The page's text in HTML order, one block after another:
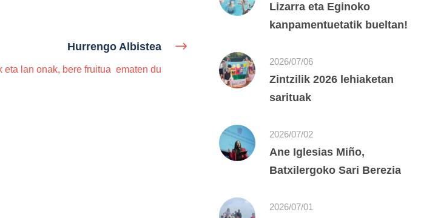
Hurrengo Albistea
eta lan onak, bere fruitua ematen du
Lizarra eta Eginoko
kanpamentuetatik bueltan!
2026/07/06
Zintzilik 2026 lehiaketan
sarituak
2026/07/02
Ane Iglesias Miño,
Batxilergoko Sari Berezia
2026/07/01